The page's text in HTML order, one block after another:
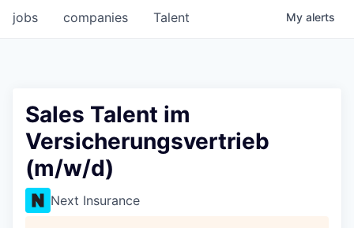
jobs companies Talent My alerts
Sales Talent im
Versicherungsvertrieb
(m/w/d)
Next Insurance